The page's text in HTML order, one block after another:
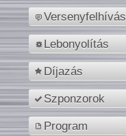
Versenyfelhívás
Lebonyolítás
Díjazás
Szponzorok
Program